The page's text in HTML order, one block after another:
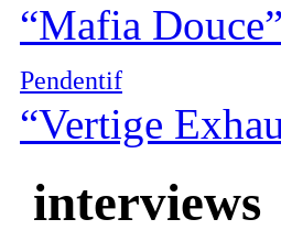
“Mafia Douce”
Pendentif
“Vertige
interviews